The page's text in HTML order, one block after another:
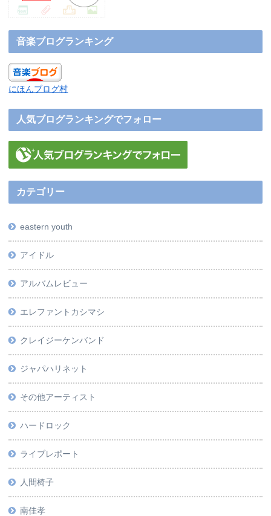
音楽ブログランキング
にほんブログ村
人気ブログランキングでフォロー
カテゴリー
eastern youth
アイドル
アルバムレビュー
エレファントカシマシ
クレイジーケンバンド
ジャパハリネット
その他アーティスト
ハードロック
ライブレポート
人間椅子
南佳孝